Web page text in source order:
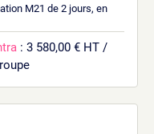
M21 de 2 jours, en
: 3 580,00 € HT /